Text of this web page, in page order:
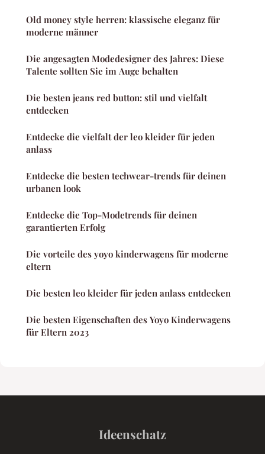
Old money style herren: klassische eleganz für
moderne männer
Die angesagten Modedesigner des Jahres: Diese
Talente sollten Sie im Auge behalten
Die besten jeans red button: stil und vielfalt
entdecken
Entdecke die vielfalt der leo kleider für jeden
anlass
Entdecke die besten techwear-trends für deinen
urbanen look
Entdecke die Top-Modetrends für deinen
garantierten Erfolg
Die vorteile des yoyo kinderwagens für moderne
eltern
Die besten leo kleider für jeden anlass entdecken
Die besten Eigenschaften des Yoyo Kinderwagens
für Eltern 2023
Ideenschatz